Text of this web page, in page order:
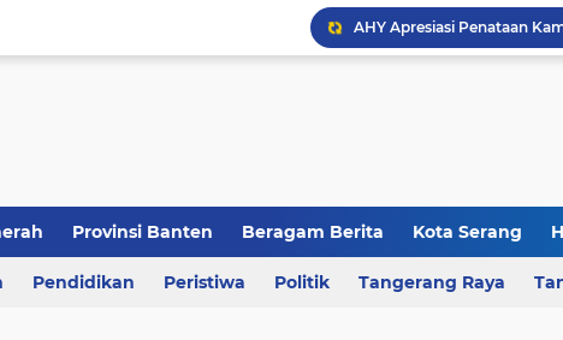
Provinsi Banten Beragam Berita Kota Serang
Berita Daerah Kriminal
Pendidikan Peristiwa Politik Tangerang Raya